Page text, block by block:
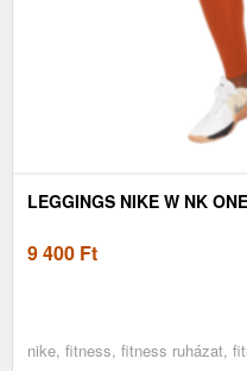
LEGGINGS NIKE W NK
9 400 Ft
nike, fitness, fitness ruházat,